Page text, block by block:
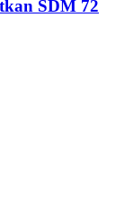
SDM 72